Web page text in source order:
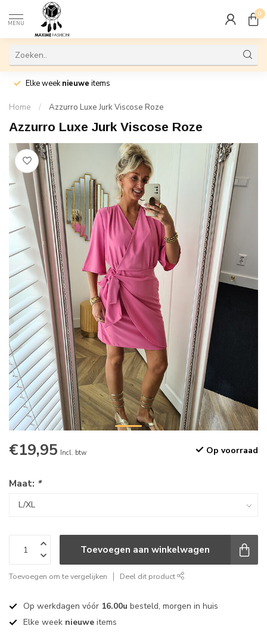
MENU
0
Elke weeknieuwe items
Home / Azzurro Luxe Jurk Viscose Roze
Azzurro Luxe Jurk Viscose Roze
€19,95 Incl. btw Op voorraad
Maat: *
Toevoegen aan winkelwagen
Toevoegen om te vergelijken Deel dit product
Op werkdagen vóór 16.00u besteld, morgen in huis
Elke week nieuwe items